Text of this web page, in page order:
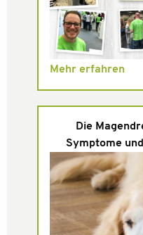
Mehr erfahren
Die
Symptome